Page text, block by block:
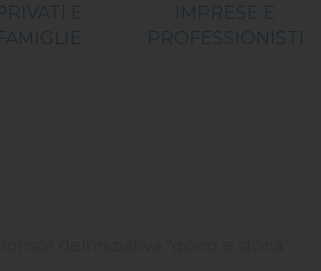
E
IMPRESE E
PROFESSIONISTI